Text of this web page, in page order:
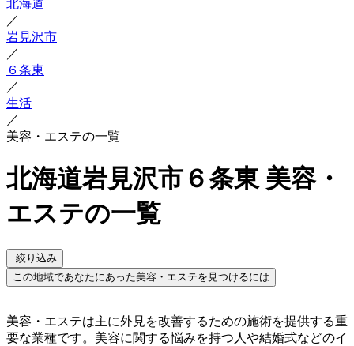
北海道
／
岩見沢市
／
６条東
／
生活
／
美容・エステの一覧
北海道岩見沢市６条東 美容・
エステの一覧
絞り込み
この地域であなたにあった美容・エステを見つけるには
美容・エステは主に外見を改善するための施術を提供する重
要な業種です。美容に関する悩みを持つ人や結婚式などのイ